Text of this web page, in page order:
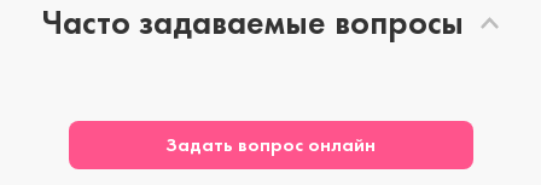
Часто задаваемые вопросы
Задать вопрос онлайн